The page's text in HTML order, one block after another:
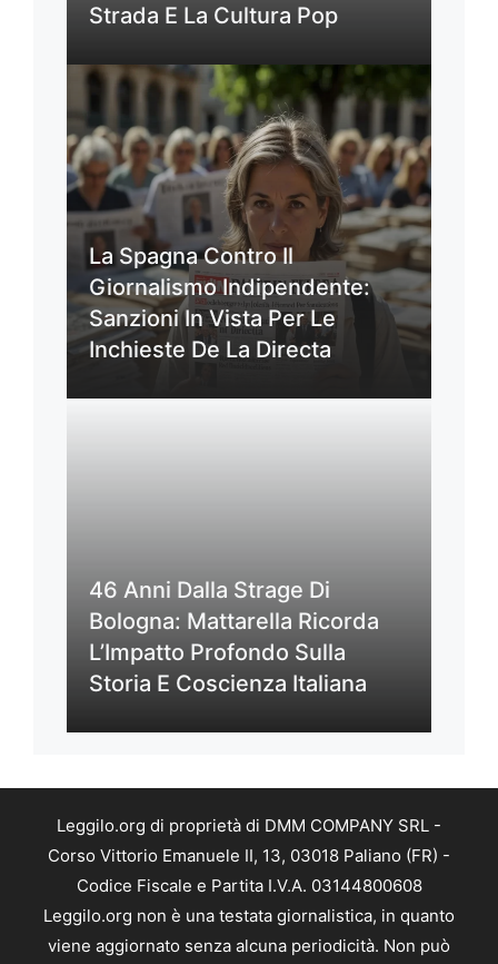
Strada E La Cultura Pop
La Spagna Contro Il
Giornalismo Indipendente:
Sanzioni In Vista Per Le
Inchieste De La Directa
46 Anni Dalla Strage Di
Bologna: Mattarella Ricorda
L’Impatto Profondo Sulla
Storia E Coscienza Italiana
Leggilo.org di proprietà di DMM COMPANY SRL -
Corso Vittorio Emanuele II, 13, 03018 Paliano (FR) -
Codice Fiscale e Partita I.V.A. 03144800608
Leggilo.org non è una testata giornalistica, in quanto
viene aggiornato senza alcuna periodicità. Non può